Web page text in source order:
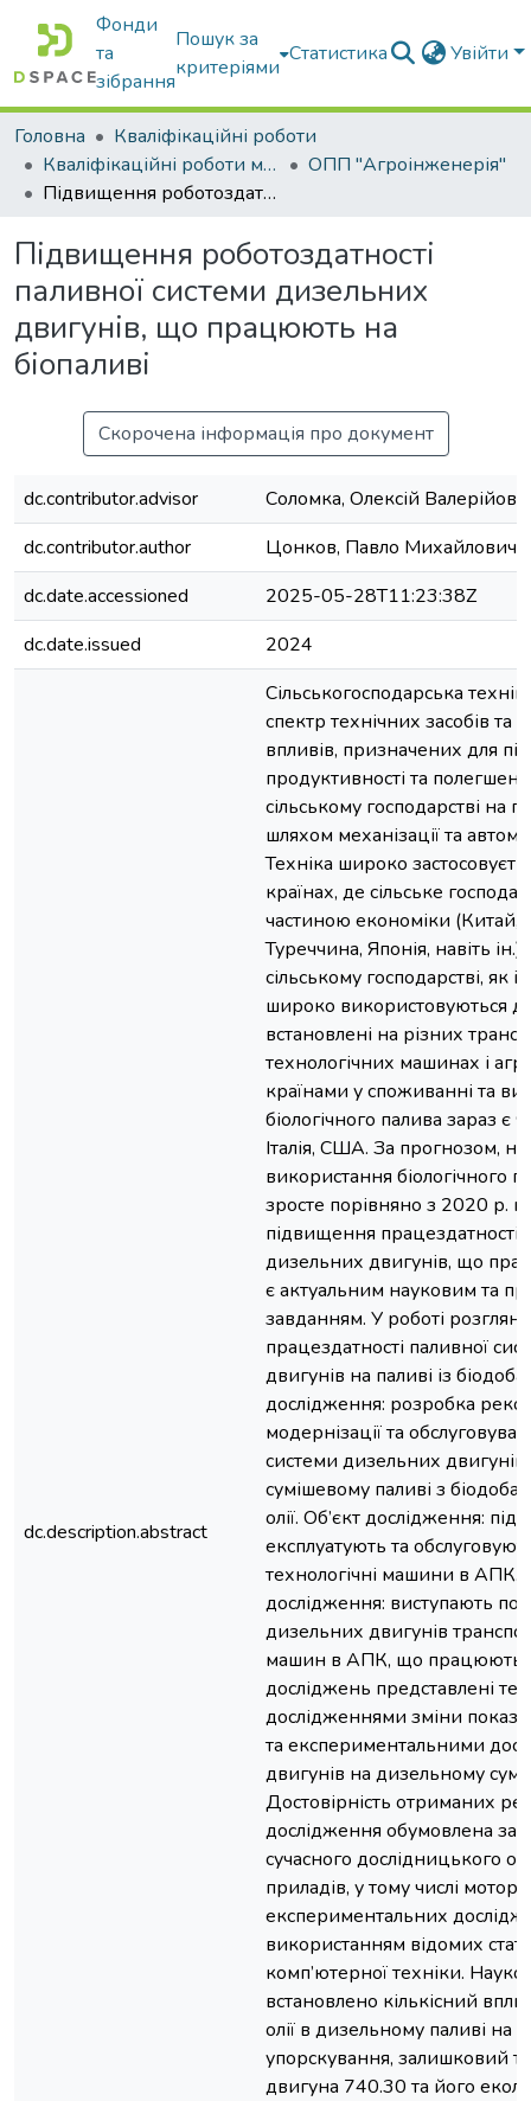
Фонди
та
зібрання
Пошук за
критеріями
Статистика Увійти
Головна
Кваліфікаційні роботи
Кваліфікаційні роботи магістрів
ОПП "Агроінженерія"
Підвищення роботоздатності паливної системи дизельних двигунів, що працюють на біопаливі
Підвищення роботоздатності
паливної системи дизельних
двигунів, що працюють на
біопаливі
Скорочена інформація про документ
dc.contributor.advisor
Соломка, Олексій
dc.contributor.author
Цонков, Павло Михайлович
dc.date.accessioned
2025-05-28T11:23:38Z
dc.date.issued
2024
dc.description.abstract
Сільськогосподарська
спектр технічних засобів та
впливів, призначених для
продуктивності та
сільському господарстві на
шляхом механізації та
Техніка широко
країнах, де сільське
частиною економіки (Китай,
Туреччина, Японія, навіть
сільському господарстві, як
широко використовуються
встановлені на різних
технологічних машинах і
країнами у споживанні та
біологічного палива зараз є
Італія, США. За прогнозом,
використання біологічного
зросте порівняно з 2020 р.
підвищення працездатності
дизельних двигунів, що
є актуальним науковим та
завданням. У роботі
працездатності паливної
двигунів на паливі із
дослідження: розробка
модернізації та
системи дизельних
сумішевому паливі з
олії. Об’єкт дослідження:
експлуатують та
технологічні машини в АПК.
дослідження: виступають
дизельних двигунів
машин в АПК, що працюють
досліджень представлені
дослідженнями зміни
та експериментальними
двигунів на дизельному
Достовірність отриманих
дослідження обумовлена
сучасного дослідницького
приладів, у тому числі
експериментальних
використанням відомих
комп’ютерної техніки.
встановлено кількісний
олії в дизельному паливі на
упорскування, залишковий
двигуна 740.30 та його